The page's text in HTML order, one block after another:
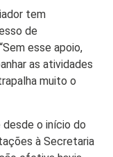
tem
de
esse apoio,
as atividades
muito o
o início do
à Secretaria